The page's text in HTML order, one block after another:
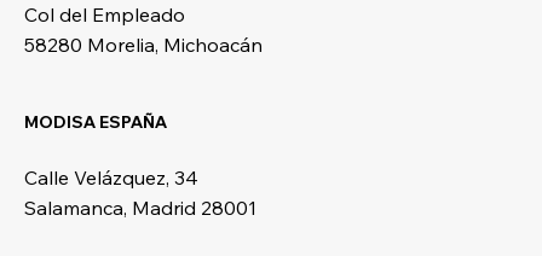
Col del Empleado
58280 Morelia, Michoacán
MODISA ESPAÑA
Calle Velázquez, 34
Salamanca, Madrid 28001